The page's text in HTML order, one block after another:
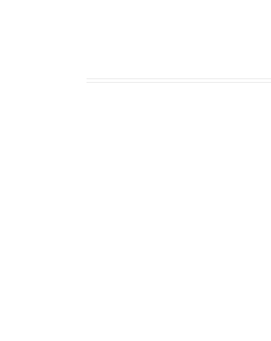
دائما الأخير عام 1995. من أعماله الأخيرة رواية «ليلة الخطأ» 1997، رواية مأوى الفقراء 1999، ورواية تلك العتمة
إثارة قضيتهم من قبل واستفادته منها الآن لكسب